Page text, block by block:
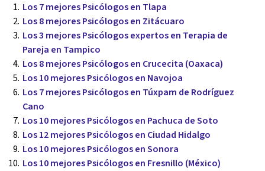
Los 7 mejores Psicólogos en Tlapa
Los 8 mejores Psicólogos en Zitácuaro
Los 3 mejores Psicólogos expertos en Terapia de
Pareja en Tampico
Los 8 mejores Psicólogos en Crucecita (Oaxaca)
Los 10 mejores Psicólogos en Navojoa
Los 7 mejores Psicólogos en Túxpam de Rodríguez
Cano
Los 10 mejores Psicólogos en Pachuca de Soto
Los 12 mejores Psicólogos en Ciudad Hidalgo
Los 10 mejores Psicólogos en Sonora
Los 10 mejores Psicólogos en Fresnillo (México)